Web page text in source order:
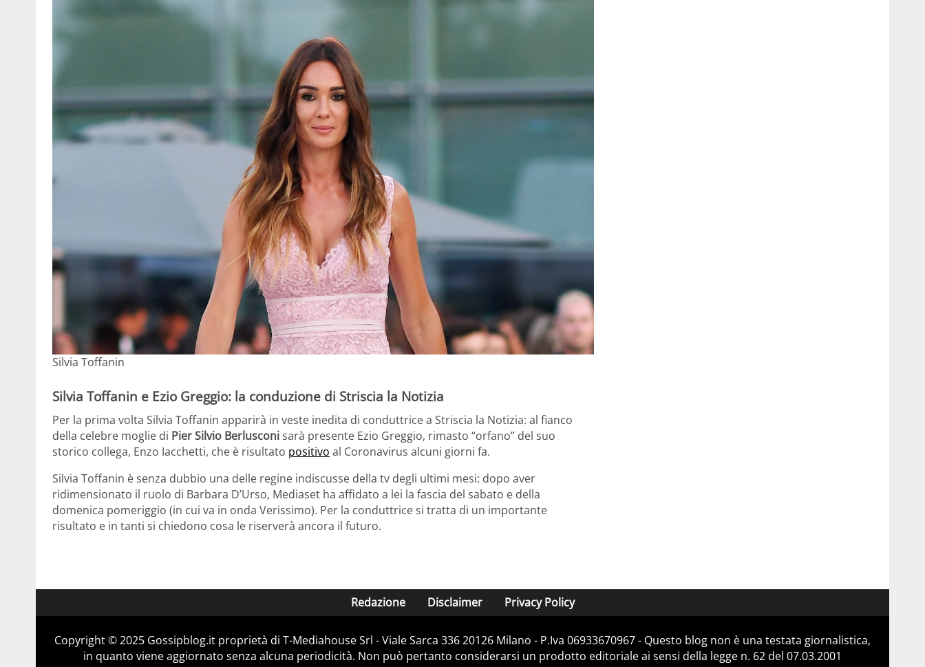
Silvia Toffanin
Silvia Toffanin e Ezio Greggio: la conduzione di Striscia la Notizia
Per la prima volta Silvia Toffanin apparirà in veste inedita di conduttrice a Striscia la Notizia: al fianco
della celebre moglie di Pier Silvio Berlusconisarà presente Ezio Greggio, rimasto “orfano” del suo
storico collega, Enzo Iacchetti, che è risultato positivo al Coronavirus alcuni giorni fa.
Silvia Toffanin è senza dubbio una delle regine indiscusse della tv degli ultimi mesi: dopo aver
ridimensionato il ruolo di Barbara D’Urso, Mediaset ha affidato a lei la fascia del sabato e della
domenica pomeriggio (in cui va in onda Verissimo). Per la conduttrice si tratta di un importante
risultato e in tanti si chiedono cosa le riserverà ancora il futuro.
Redazione Disclaimer Privacy Policy
Copyright © 2025 Gossipblog.it proprietà di T-Mediahouse Srl - Viale Sarca 336 20126 Milano - P.Iva 06933670967 - Questo blog non è una testata giornalistica,
in quanto viene aggiornato senza alcuna periodicità. Non può pertanto considerarsi un prodotto editoriale ai sensi della legge n. 62 del 07.03.2001